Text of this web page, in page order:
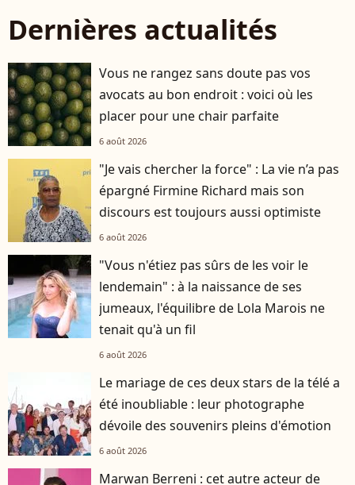
Dernières actualités
Vous ne rangez sans doute pas vos
avocats au bon endroit : voici où les
placer pour une chair parfaite
6 août 2026
"Je vais chercher la force" : La vie n’a pas
épargné Firmine Richard mais son
discours est toujours aussi optimiste
6 août 2026
"Vous n'étiez pas sûrs de les voir le
lendemain" : à la naissance de ses
jumeaux, l'équilibre de Lola Marois ne
tenait qu'à un fil
6 août 2026
Le mariage de ces deux stars de la télé a
été inoubliable : leur photographe
dévoile des souvenirs pleins d'émotion
6 août 2026
Marwan Berreni : cet autre acteur de